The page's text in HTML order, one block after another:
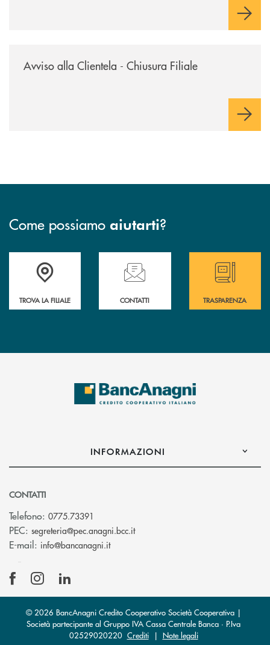
Avviso alla Clientela - Chiusura Filiale
Come possiamo aiutarti?
Accedi all' elenco completo delle filiali
TROVA LA FILIALE
Hai bisogno di assistenza immediata ?
CONTATTI
Hai bisogno di
TRASPARENZA
INFORMAZIONI
CONTATTI
Telefono: 0775.73391
PEC: segreteria@pec.anagni.bcc.it(si apre l’app di posta
E-mail: info@bancanagni.it(si apre l’app di posta elettronica)
© 2026 BancAnagni Credito Cooperativo Società Cooperativa |
Società partecipante al Gruppo IVA Cassa Centrale Banca · P.Iva
02529020220 Crediti| Note legali